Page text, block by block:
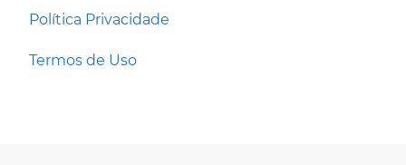
Política Privacidade
Termos de Uso